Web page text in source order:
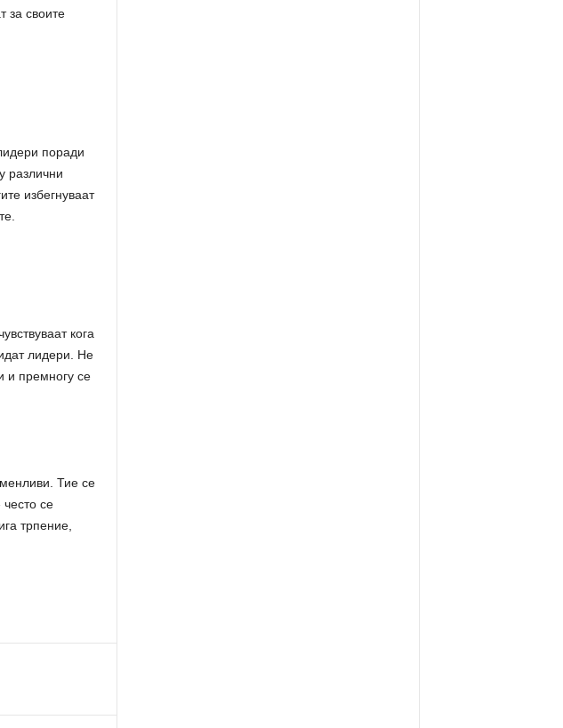
за своите
поради
различни
избегнуваат
кога
лидери. Не
и премногу се
Тие се
се
трпение,